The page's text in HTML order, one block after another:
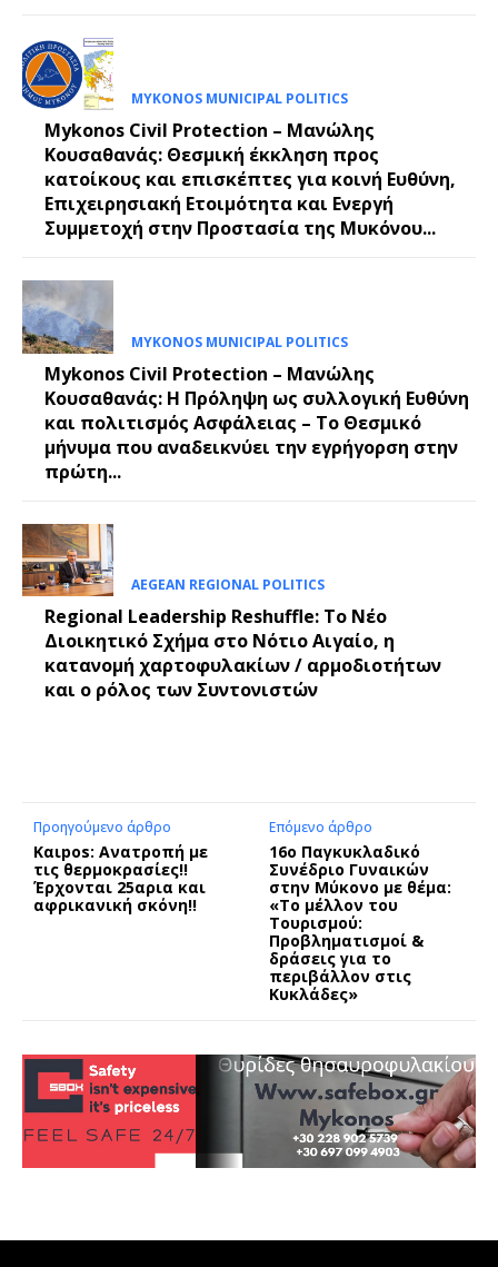
MYKONOS MUNICIPAL POLITICS
Mykonos Civil Protection – Μανώλης
Κουσαθανάς: Θεσμική έκκληση προς
κατοίκους και επισκέπτες για κοινή Ευθύνη,
Επιχειρησιακή Ετοιμότητα και Ενεργή
Συμμετοχή στην Προστασία της Μυκόνου...
MYKONOS MUNICIPAL POLITICS
Mykonos Civil Protection – Μανώλης
Κουσαθανάς: Η Πρόληψη ως συλλογική Ευθύνη
και πολιτισμός Ασφάλειας – Το Θεσμικό
μήνυμα που αναδεικνύει την εγρήγορση στην
πρώτη...
AEGEAN REGIONAL POLITICS
Regional Leadership Reshuffle: Το Νέο
Διοικητικό Σχήμα στο Νότιο Αιγαίο, η
κατανομή χαρτοφυλακίων / αρμοδιοτήτων
και ο ρόλος των Συντονιστών
Προηγούμενο άρθρο
Kαιpos: Ανατροπή με
τις θερμοκρασίες!!
Έρχονται 25αρια και
αφρικανική σκόνη!!
Επόμενο άρθρο
16ο Παγκυκλαδικό
Συνέδριο Γυναικών
στην Μύκονο με θέμα:
«Το μέλλον του
Τουρισμού:
Προβληματισμοί &
δράσεις για το
περιβάλλον στις
Κυκλάδες»